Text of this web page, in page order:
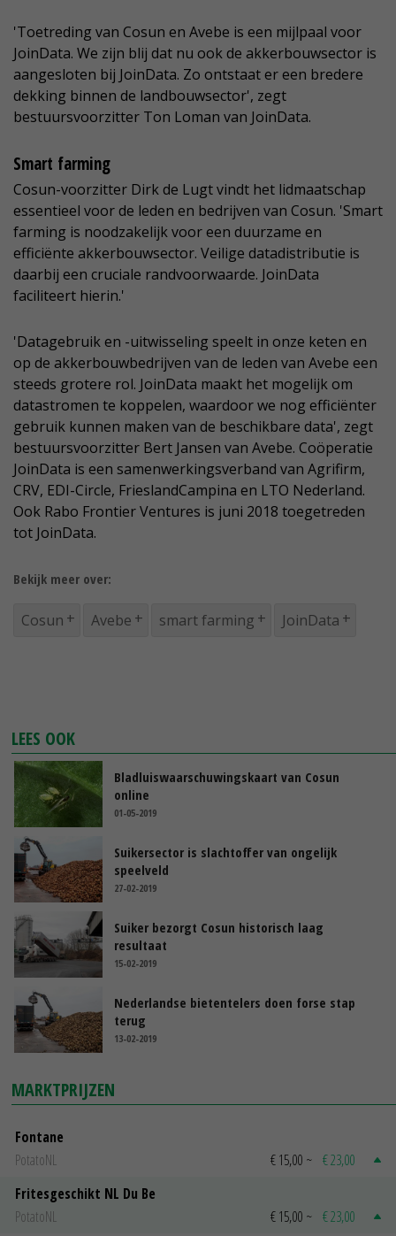
'Toetreding van Cosun en Avebe is een mijlpaal voor
JoinData. We zijn blij dat nu ook de akkerbouwsector is
aangesloten bij JoinData. Zo ontstaat er een bredere
dekking binnen de landbouwsector', zegt
bestuursvoorzitter Ton Loman van JoinData.
Smart farming
Cosun-voorzitter Dirk de Lugt vindt het lidmaatschap
essentieel voor de leden en bedrijven van Cosun. 'Smart
farming is noodzakelijk voor een duurzame en
efficiënte akkerbouwsector. Veilige datadistributie is
daarbij een cruciale randvoorwaarde. JoinData
faciliteert hierin.'
'Datagebruik en -uitwisseling speelt in onze keten en
op de akkerbouwbedrijven van de leden van Avebe een
steeds grotere rol. JoinData maakt het mogelijk om
datastromen te koppelen, waardoor we nog efficiënter
gebruik kunnen maken van de beschikbare data', zegt
bestuursvoorzitter Bert Jansen van Avebe. Coöperatie
JoinData is een samenwerkingsverband van Agrifirm,
CRV, EDI-Circle, FrieslandCampina en LTO Nederland.
Ook Rabo Frontier Ventures is juni 2018 toegetreden
tot JoinData.
Bekijk meer over:
Cosun Avebe smart farming JoinData
LEES OOK
Bladluiswaarschuwingskaart van Cosun
online
01-05-2019
Suikersector is slachtoffer van ongelijk
speelveld
27-02-2019
Suiker bezorgt Cosun historisch laag
resultaat
15-02-2019
Nederlandse bietentelers doen forse stap
terug
13-02-2019
MARKTPRIJZEN
Fontane
PotatoNL
€ 15,00 ~ € 23,00
Fritesgeschikt NL Du Be
PotatoNL
€ 15,00 ~ € 23,00